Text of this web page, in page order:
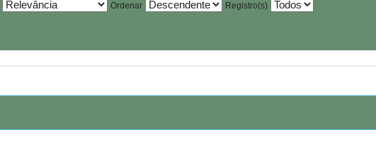
Ordenar Registro(s)